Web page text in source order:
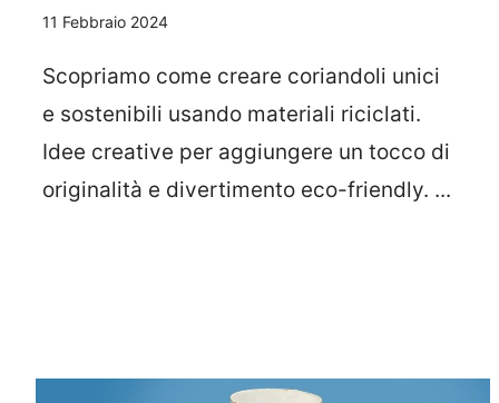
11 Febbraio 2024
Scopriamo come creare coriandoli unici
e sostenibili usando materiali riciclati.
Idee creative per aggiungere un tocco di
originalità e divertimento eco-friendly. ...